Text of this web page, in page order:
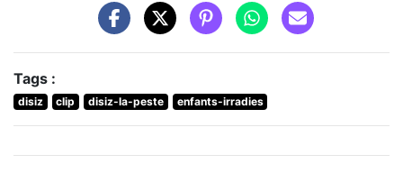
Tags :
disiz clip disiz-la-peste enfants-irradies